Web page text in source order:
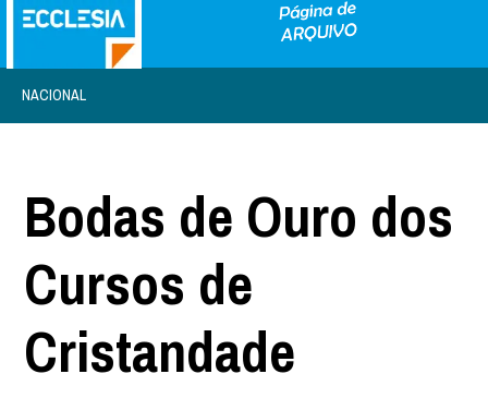
NACIONAL
Bodas de Ouro dos
Cursos de
Cristandade